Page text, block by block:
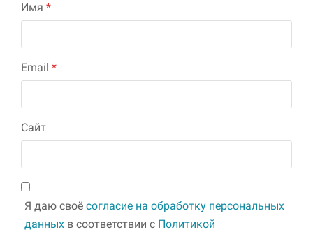
Имя *
Email *
Сайт
Я даю своё согласие на обработку персональных
данных в соответствии с Политикой